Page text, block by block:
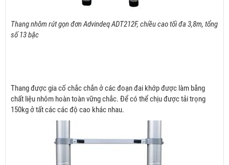
Thang nhôm rút gọn đơn Advindeq ADT212F, chiều cao tối đa 3,8m, tổng
số 13 bậc
Thang được gia cố chắc chắn ở các đoạn đai khớp được làm bằng
chất liệu nhôm hoàn toàn vững chắc. Để có thể chịu được tải trọng
150kg ở tất các các độ cao khác nhau.